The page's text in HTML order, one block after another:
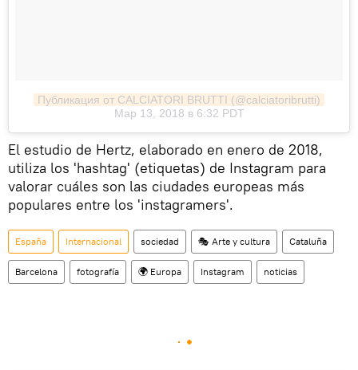
Публикация от CALCIATORI BRUTTI (@calciatoribrutti)
Мар 13, 2018 в 6:32 PDT
El estudio de Hertz, elaborado en enero de 2018,
utiliza los 'hashtag' (etiquetas) de Instagram para
valorar cuáles son las ciudades europeas más
populares entre los 'instagramers'.
España Internacional sociedad 🎭 Arte y cultura Cataluña
Barcelona fotografía 🌍 Europa Instagram noticias